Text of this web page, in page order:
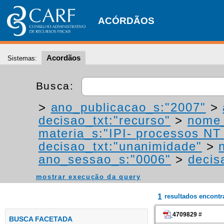
ACÓRDÃOS
Sistemas: Acordãos
Busca:
> ano_publicacao_s:"2007" >
decisao_txt:"recurso" >
materia_s:"IPI- processos
decisao_txt:"unanimidade" >
ano_sessao_s:"0006" >
mostrar execução da query
BUSCA FACETADA
1 resultados
4709829 #